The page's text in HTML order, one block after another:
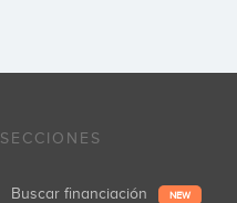
SECCIONES
Buscar financiación NEW